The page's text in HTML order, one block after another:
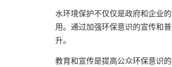
水环境保护不仅仅是政府和企业
用。通过加强环保意识的宣传和
升。
教育和宣传是提高公众环保意识